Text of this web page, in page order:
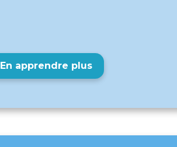
En apprendre plus